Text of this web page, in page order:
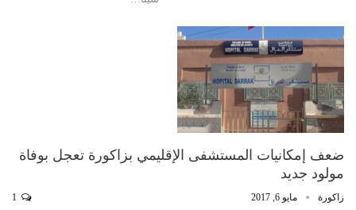
ضعف إمكانيات المستشفى الإقليمي بزاكورة تعجل بوفاة
مولود جديد
زاكورة مايو 6, 2017